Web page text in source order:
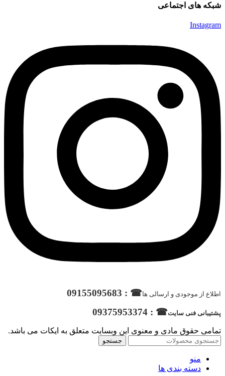
شبکه های اجتماعی
Instagram
اطلاع از موجودی و ارسالی ها☎ : 09155095683
پشتیبانی فنی سایت☎ : 09375953374
تمامی حقوق مادی و معنوی این وبسایت متعلق به ایکات می باشد.
جستجو
منو
دسته بندی ها